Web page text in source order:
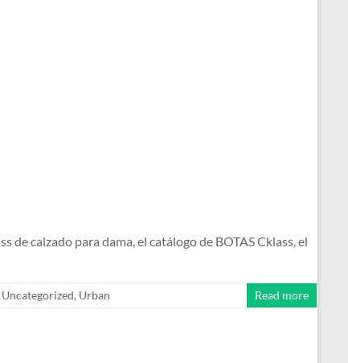
calzado para dama, el catálogo de BOTAS Cklass, el
Uncategorized, Urban Read more